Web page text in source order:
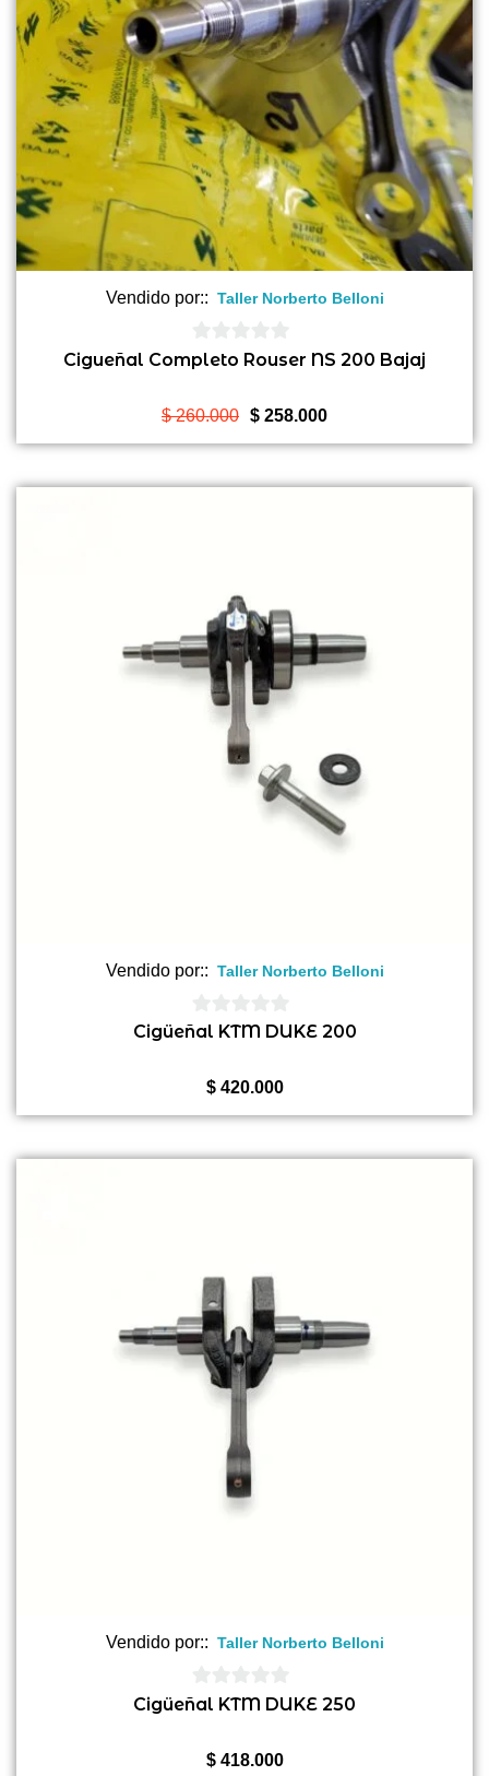
Vendido por:: Taller Norberto Belloni
0
5
Cigueñal Completo Rouser NS 200 Bajaj
$260.000 El
precio
$ 258.000El
precio
Vendido por:: Taller Norberto Belloni
0
Cigüeñal KTM DUKE 200
$420.000
Vendido por:: Taller Norberto Belloni
0
Cigüeñal KTM DUKE 250
$418.000